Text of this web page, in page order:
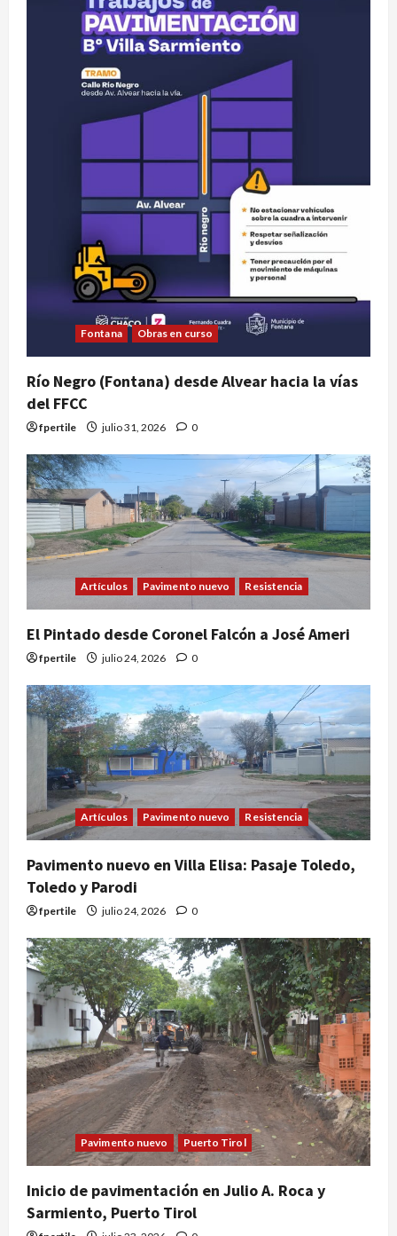
Fontana Obras en curso
Río Negro (Fontana) desde Alvear hacia la vías
del FFCC
fpertile julio 31, 2026 0
Artículos Pavimento nuevo Resistencia
El Pintado desde Coronel Falcón a José Ameri
fpertile julio 24, 2026 0
Artículos Pavimento nuevo Resistencia
Pavimento nuevo en Villa Elisa: Pasaje Toledo,
Toledo y Parodi
fpertile julio 24, 2026 0
Pavimento nuevo Puerto Tirol
Inicio de pavimentación en Julio A. Roca y
Sarmiento, Puerto Tirol